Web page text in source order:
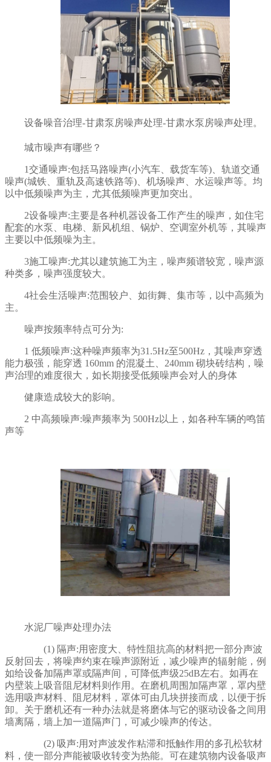
设备噪音治理-甘肃泵房噪声处理-甘肃水泵房噪声处理。
城市噪声有哪些？
1交通噪声:包括马路噪声(小汽车、载货车等)、轨道交通
噪声(城铁、重轨及高速铁路等)、机场噪声、水运噪声等。均
以中低频噪声为主，尤其低频噪声更加突出。
2设备噪声:主要是各种机器设备工作产生的噪声，如住宅
配套的水泵、电梯、新风机组、锅炉、空调室外机等，其噪声
主要以中低频噪为主。
3施工噪声:尤其以建筑施工为主，噪声频谱较宽，噪声源
种类多，噪声强度较大。
4社会生活噪声:范围较户、如街舞、集市等，以中高频为
主。
噪声按频率特点可分为:
1 低频噪声:这种噪声频率为31.5Hz至500Hz，其噪声穿透
能力极强，能穿透 160mm 的混凝土、240mm 砌块砖结构，噪
声治理的难度很大，如长期接受低频噪声会对人的身体
健康造成较大的影响。
2 中高频噪声:噪声频率为 500Hz以上，如各种车辆的鸣笛
声等
水泥厂噪声处理办法
(1) 隔声:用密度大、特性阻抗高的材料把一部分声波
反射回去，将噪声约束在噪声源附近，减少噪声的辐射能，例
如给设备加隔声罩或隔声间，可降低声级25dB左右。如再在
内壁装上吸音阻尼材料则作用。在磨机周围加隔声罩，罩内壁
选用吸声材料、阻尼材料，罩体可由几块拼接而成，以便于拆
卸。关于磨机还有一种办法就是将磨体与它的驱动设备之间用
墙离隔，墙上加一道隔声门，可减少噪声的传达。
(2) 吸声:用对声波发作粘滞和抵触作用的多孔松软材
料，使一部分声能被吸收转变为热能。可在建筑物内设备吸声